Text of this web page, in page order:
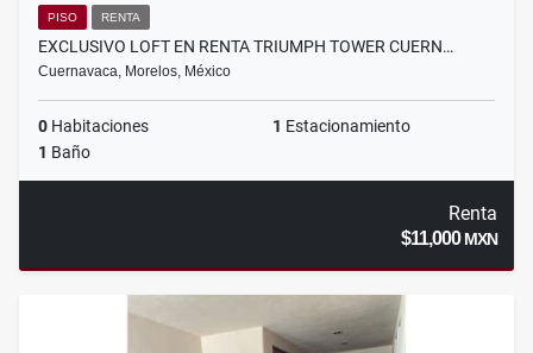
PISO RENTA
EXCLUSIVO LOFT EN RENTA TRIUMPH TOWER CUERN…
Cuernavaca, Morelos, México
0 Habitaciones 1 Estacionamiento
1 Baño
Renta
$11,000MXN